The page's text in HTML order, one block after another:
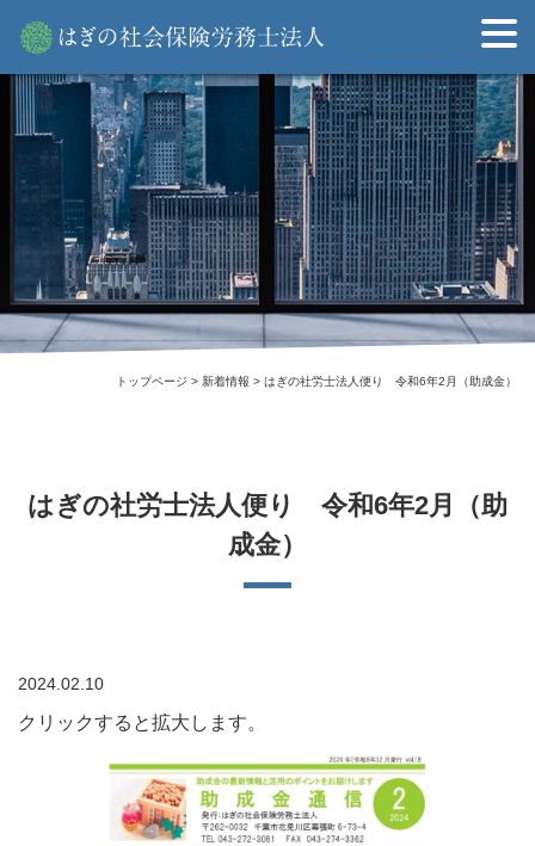
content
トップページ > 新着情報 > はぎの社労士法人便り 令和6年2月（助成金）
はぎの社労士法人便り 令和6年2月（助
成金）
2024.02.10
クリックすると拡大します。